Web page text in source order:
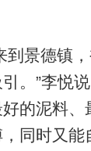
到景德镇
。”李悦
的泥料、
同时又能